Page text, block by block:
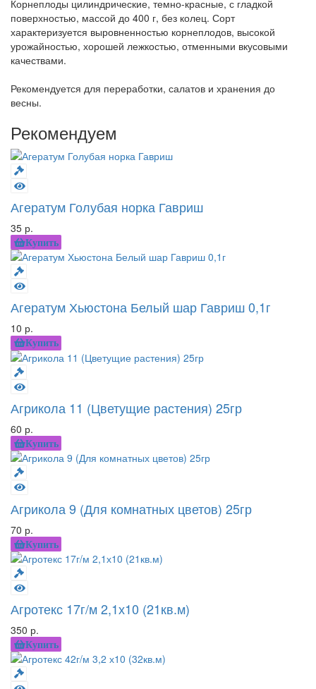
Корнеплоды цилиндрические, темно-красные, с гладкой
поверхностью, массой до 400 г, без колец. Сорт
характеризуется выровненностью корнеплодов, высокой
урожайностью, хорошей лежкостью, отменными вкусовыми
качествами.
Рекомендуется для переработки, салатов и хранения до
весны.
Рекомендуем
Агератум Голубая норка Гавриш
35 р.
Купить
Агератум Хьюстона Белый шар Гавриш 0,1г
10 р.
Купить
Агрикола 11 (Цветущие растения) 25гр
60 р.
Купить
Агрикола 9 (Для комнатных цветов) 25гр
70 р.
Купить
Агротекс 17г/м 2,1х10 (21кв.м)
350 р.
Купить